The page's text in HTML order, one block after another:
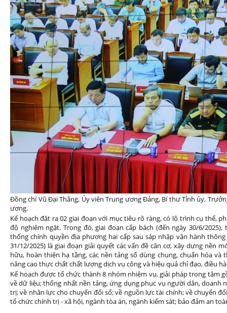
Đồng chí Vũ Đại Thắng, Ủy viên Trung ương Đảng, Bí thư Tỉnh ủy,
ương.
Kế hoạch đặt ra 02 giai đoạn với mục tiêu rõ ràng, có lộ trình cụ thể,
độ nghiêm ngặt. Trong đó, giai đoạn cấp bách (đến ngày 30/6/
thống chính quyền địa phương hai cấp sau sáp nhập vận hành
31/12/2025) là giai đoạn giải quyết các vấn đề căn cơ, xây dựng nền
hữu, hoàn thiện hạ tầng, các nền tảng số dùng chung, chuẩn hóa
nâng cao thực chất chất lượng dịch vụ công và hiệu quả chỉ đạo, điều
Kế hoạch được tổ chức thành 8 nhóm nhiệm vụ, giải pháp trọng tâm
về dữ liệu; thống nhất nền tảng, ứng dụng phục vụ người dân, doanh
trị; về nhân lực cho chuyển đổi số; về nguồn lực tài chính; về chuyển
tổ chức chính trị - xã hội, ngành tòa án, ngành kiểm sát; bảo đảm an